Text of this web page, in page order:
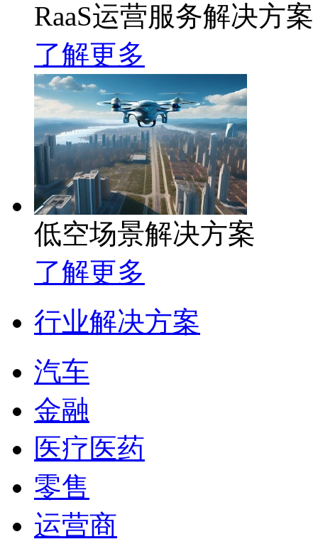
RaaS运营服务解决方案
了解更多
低空场景解决方案
了解更多
行业解决方案
汽车
金融
医疗医药
零售
运营商